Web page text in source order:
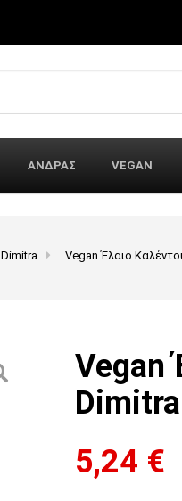
ΑΝΔΡΑΣ VEGAN
Dimitra Vegan Έλαιο
Vegan
5,24 €